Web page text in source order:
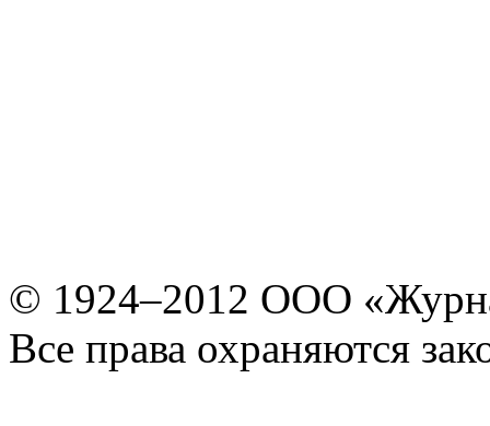
© 1924–2012 ООО
Все права охраняются